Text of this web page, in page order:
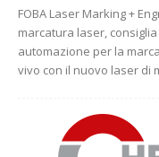
FOBA Laser Marking +
marcatura laser,
automazione per la
vivo con il nuovo laser di